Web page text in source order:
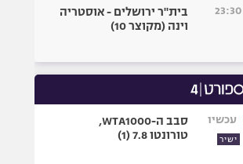
23:30
בית"ר ירושלים - אוסטריה
וינה (מקוצר 10)
עכשיו
ישיר
סבב ה-WTA1000,
טורונטו 7.8 (1)